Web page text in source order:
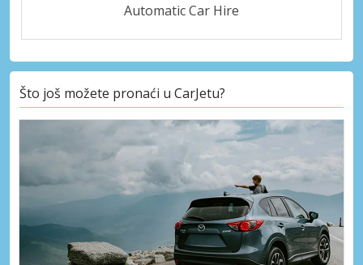
Automatic Car Hire
Što još možete pronaći u CarJetu?